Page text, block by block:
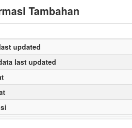
Tambahan
updated
last updated